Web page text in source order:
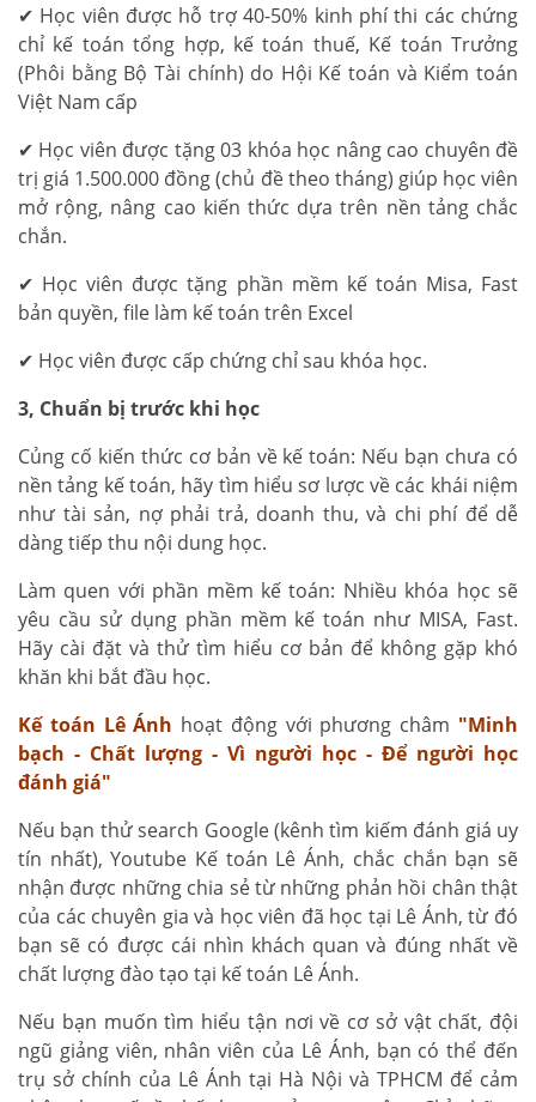
✔ Học viên được hỗ trợ 40-50% kinh phí thi các chứng
chỉ kế toán tổng hợp, kế toán thuế, Kế toán Trưởng
(Phôi bằng Bộ Tài chính) do Hội Kế toán và Kiểm toán
Việt Nam cấp
✔ Học viên được tặng 03 khóa học nâng cao chuyên đề
trị giá 1.500.000 đồng (chủ đề theo tháng) giúp học viên
mở rộng, nâng cao kiến thức dựa trên nền tảng chắc
chắn.
✔ Học viên được tặng phần mềm kế toán Misa, Fast
bản quyền, file làm kế toán trên Excel
✔ Học viên được cấp chứng chỉ sau khóa học.
3, Chuẩn bị trước khi học
Củng cố kiến thức cơ bản về kế toán: Nếu bạn chưa có
nền tảng kế toán, hãy tìm hiểu sơ lược về các khái niệm
như tài sản, nợ phải trả, doanh thu, và chi phí để dễ
dàng tiếp thu nội dung học.
Làm quen với phần mềm kế toán: Nhiều khóa học sẽ
yêu cầu sử dụng phần mềm kế toán như MISA, Fast.
Hãy cài đặt và thử tìm hiểu cơ bản để không gặp khó
khăn khi bắt đầu học.
Kế toán Lê Ánh hoạt động với phương châm "Minh
bạch - Chất lượng - Vì người học - Để người học
đánh giá"
Nếu bạn thử search Google (kênh tìm kiếm đánh giá uy
tín nhất), Youtube Kế toán Lê Ánh, chắc chắn bạn sẽ
nhận được những chia sẻ từ những phản hồi chân thật
của các chuyên gia và học viên đã học tại Lê Ánh, từ đó
bạn sẽ có được cái nhìn khách quan và đúng nhất về
chất lượng đào tạo tại kế toán Lê Ánh.
Nếu bạn muốn tìm hiểu tận nơi về cơ sở vật chất, đội
ngũ giảng viên, nhân viên của Lê Ánh, bạn có thể đến
trụ sở chính của Lê Ánh tại Hà Nội và TPHCM để cảm